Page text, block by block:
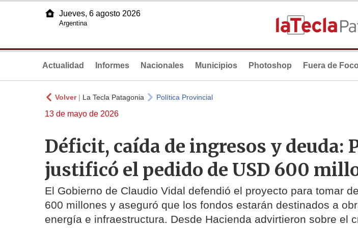
Jueves, 6 agosto 2026
Argentina
Actualidad Informes Nacionales Municipios Photoshop Fuera de Foco
Volver| La Tecla Patagonia Política Provincial
13 de mayo de 2026
Déficit, caída de ingresos y deuda:
justificó el pedido de USD 600
El Gobierno de Claudio Vidal defendió el proyecto para tomar
600 millones y aseguró que los fondos estarán destinados a
energía e infraestructura. Desde Hacienda advirtieron sobre el